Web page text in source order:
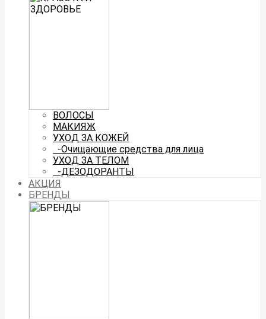
ВОЛОСЫ
МАКИЯЖ
УХОД ЗА КОЖЕЙ
-Очищающие средства для лица
УХОД ЗА ТЕЛОМ
-ДЕЗОДОРАНТЫ
АКЦИЯ
БРЕНДЫ